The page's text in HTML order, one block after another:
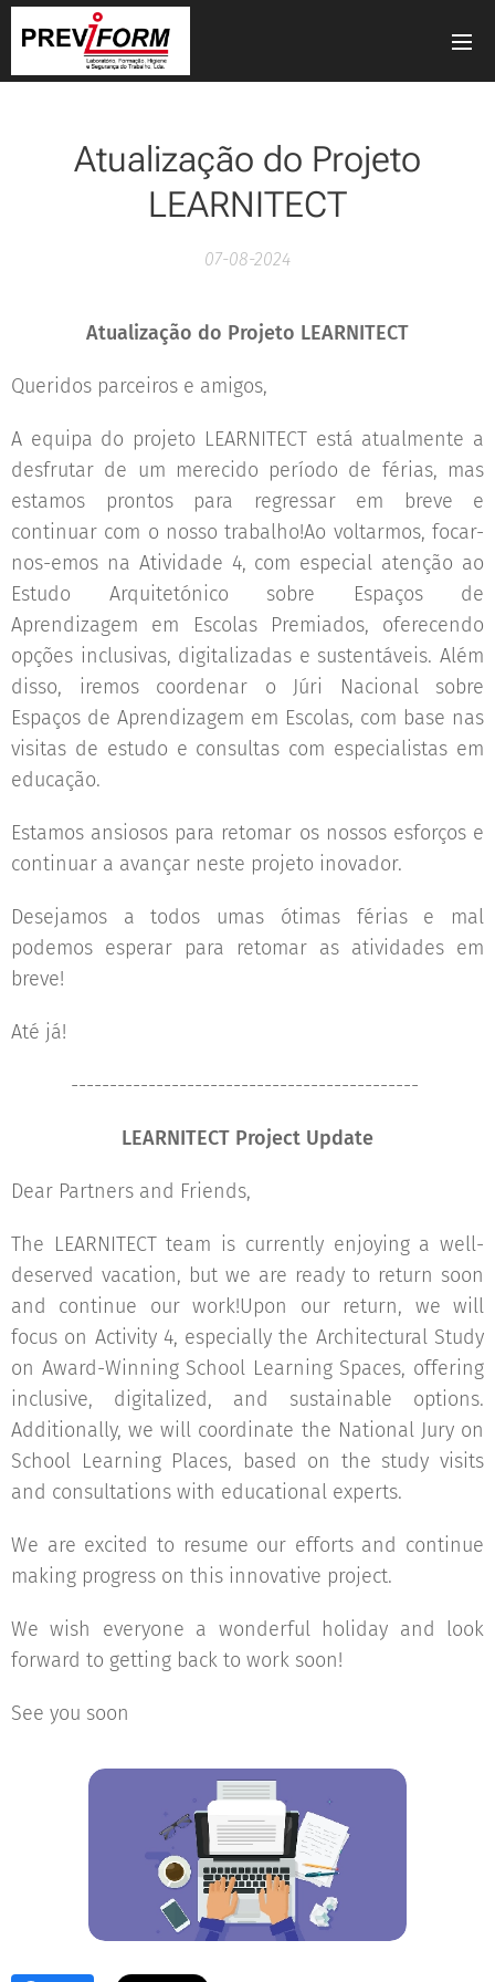
Atualização do Projeto
LEARNITECT
07-08-2024
Atualização do Projeto LEARNITECT
Queridos parceiros e amigos,
A equipa do projeto LEARNITECT está atualmente a
desfrutar de um merecido período de férias, mas
estamos prontos para regressar em breve e
continuar com o nosso trabalho!Ao voltarmos, focar-
nos-emos na Atividade 4, com especial atenção ao
Estudo Arquitetónico sobre Espaços de
Aprendizagem em Escolas Premiados, oferecendo
opções inclusivas, digitalizadas e sustentáveis. Além
disso, iremos coordenar o Júri Nacional sobre
Espaços de Aprendizagem em Escolas, com base nas
visitas de estudo e consultas com especialistas em
educação.
Estamos ansiosos para retomar os nossos esforços e
continuar a avançar neste projeto inovador.
Desejamos a todos umas ótimas férias e mal
podemos esperar para retomar as atividades em
breve!
Até já!
---------------------------------------------
LEARNITECT Project Update
Dear Partners and Friends,
The LEARNITECT team is currently enjoying a well-
deserved vacation, but we are ready to return soon
and continue our work!Upon our return, we will
focus on Activity 4, especially the Architectural Study
on Award-Winning School Learning Spaces, offering
inclusive, digitalized, and sustainable options.
Additionally, we will coordinate the National Jury on
School Learning Places, based on the study visits
and consultations with educational experts.
We are excited to resume our efforts and continue
making progress on this innovative project.
We wish everyone a wonderful holiday and look
forward to getting back to work soon!
See you soon